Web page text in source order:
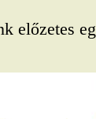
előzetes